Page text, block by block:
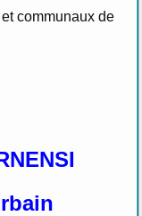
communaux de